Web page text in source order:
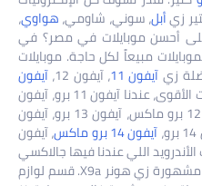
زيأبل، سوني، شاومي،هواوي،
أحسن موبايلات في مصر؟ في
مبيعاً لكل حاجة. موبايلات
زيآيفون 11 ، آيفون 12،
آيفون
. وللمميزات الأقوى، عندنا آيفون 11 برو، آيفون
11 برو ماكس، آيفون 12 برو، آيفون 12 برو ماكس، آيفون 13 برو، آيفون
آيفون 14 برو ماكس
، آيفون
الأندرويد اللي عندنا فيها جالاكسي
S22 ألترا، وجالاكسي S23 وموبايلات مشهورة زي هونر X9a. قسم لوازم